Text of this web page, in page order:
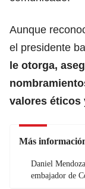
Aunque
el presidente
le otorga,
valores éticos
Más
Daniel
embajador de